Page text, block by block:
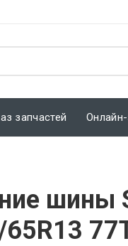
запчастей
шины